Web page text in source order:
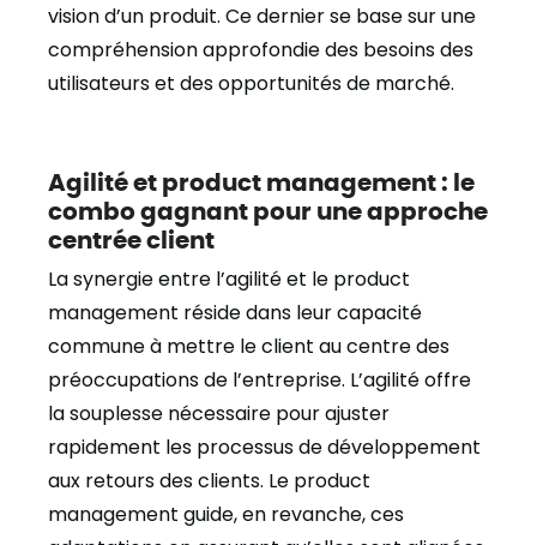
vision d’un produit. Ce dernier se base sur une
compréhension approfondie des besoins des
utilisateurs et des opportunités de marché.
Agilité et product management : le
combo gagnant pour une approche
centrée client
La synergie entre l’agilité et le product
management réside dans leur capacité
commune à mettre le client au centre des
préoccupations de l’entreprise. L’agilité offre
la souplesse nécessaire pour ajuster
rapidement les processus de développement
aux retours des clients. Le product
management guide, en revanche, ces